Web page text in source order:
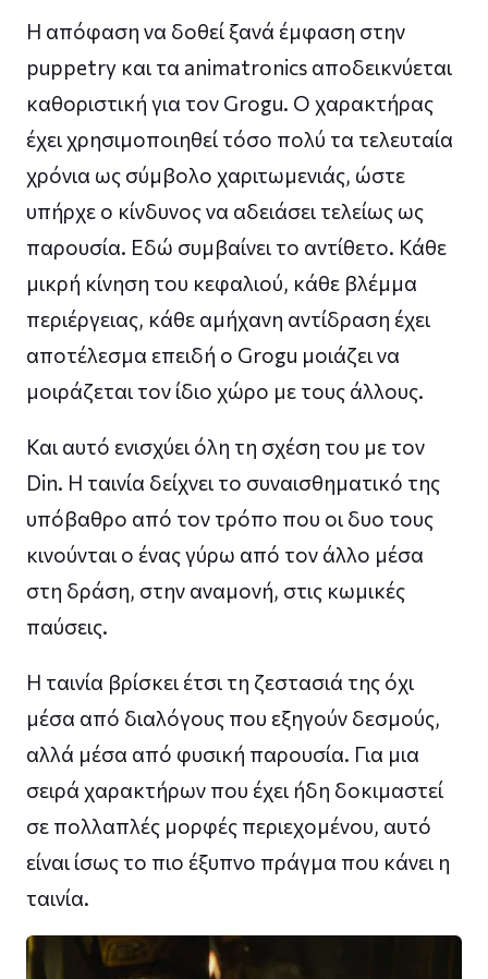
Η απόφαση να δοθεί ξανά έμφαση στην
puppetry και τα animatronics αποδεικνύεται
καθοριστική για τον Grogu. Ο χαρακτήρας
έχει χρησιμοποιηθεί τόσο πολύ τα τελευταία
χρόνια ως σύμβολο χαριτωμενιάς, ώστε
υπήρχε ο κίνδυνος να αδειάσει τελείως ως
παρουσία. Εδώ συμβαίνει το αντίθετο. Κάθε
μικρή κίνηση του κεφαλιού, κάθε βλέμμα
περιέργειας, κάθε αμήχανη αντίδραση έχει
αποτέλεσμα επειδή ο Grogu μοιάζει να
μοιράζεται τον ίδιο χώρο με τους άλλους.
Και αυτό ενισχύει όλη τη σχέση του με τον
Din. Η ταινία δείχνει το συναισθηματικό της
υπόβαθρο από τον τρόπο που οι δυο τους
κινούνται ο ένας γύρω από τον άλλο μέσα
στη δράση, στην αναμονή, στις κωμικές
παύσεις.
Η ταινία βρίσκει έτσι τη ζεστασιά της όχι
μέσα από διαλόγους που εξηγούν δεσμούς,
αλλά μέσα από φυσική παρουσία. Για μια
σειρά χαρακτήρων που έχει ήδη δοκιμαστεί
σε πολλαπλές μορφές περιεχομένου, αυτό
είναι ίσως το πιο έξυπνο πράγμα που κάνει η
ταινία.